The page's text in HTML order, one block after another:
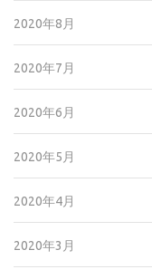
2020年8月
2020年7月
2020年6月
2020年5月
2020年4月
2020年3月